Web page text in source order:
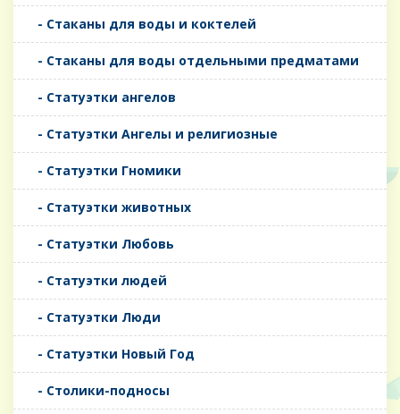
- Стаканы для воды и коктелей
- Стаканы для воды отдельными предматами
- Статуэтки ангелов
- Статуэтки Ангелы и религиозные
- Статуэтки Гномики
- Статуэтки животных
- Статуэтки Любовь
- Статуэтки людей
- Статуэтки Люди
- Статуэтки Новый Год
- Столики-подносы